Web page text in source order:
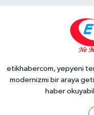
etikhabercom, yepyeni
modernizmi bir araya
haber